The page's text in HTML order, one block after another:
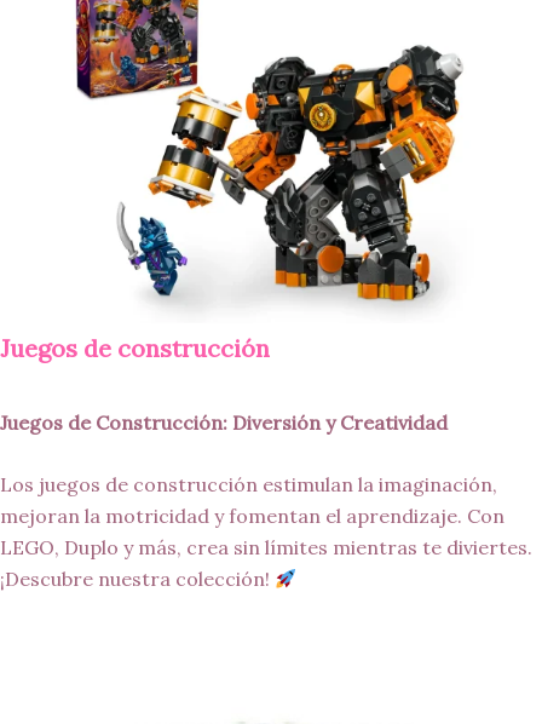
Juegos de construcción
Juegos de Construcción: Diversión y Creatividad
Los juegos de construcción estimulan la imaginación,
mejoran la motricidad y fomentan el aprendizaje. Con
LEGO, Duplo y más, crea sin límites mientras te diviertes.
¡Descubre nuestra colección!